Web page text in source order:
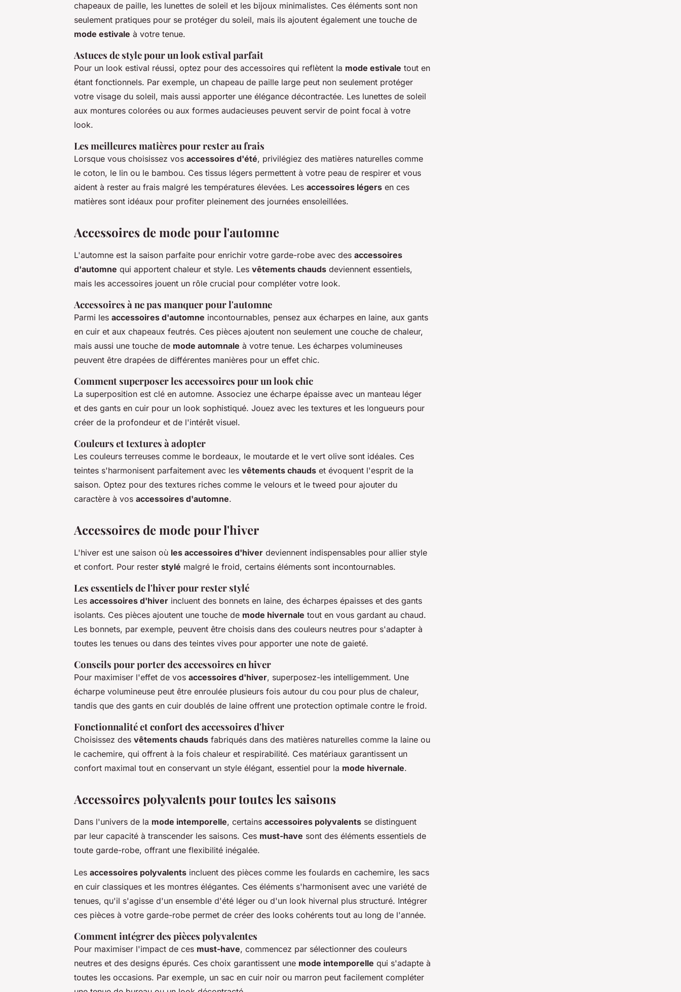
chapeaux de paille, les lunettes de soleil et les bijoux minimalistes. Ces éléments sont non
seulement pratiques pour se protéger du soleil, mais ils ajoutent également une touche de
mode estivale à votre tenue.
Astuces de style pour un look estival parfait
Pour un look estival réussi, optez pour des accessoires qui reflètent la mode estivale tout en
étant fonctionnels. Par exemple, un chapeau de paille large peut non seulement protéger
votre visage du soleil, mais aussi apporter une élégance décontractée. Les lunettes de soleil
aux montures colorées ou aux formes audacieuses peuvent servir de point focal à votre
look.
Les meilleures matières pour rester au frais
Lorsque vous choisissez vos accessoires d'été, privilégiez des matières naturelles comme
le coton, le lin ou le bambou. Ces tissus légers permettent à votre peau de respirer et vous
aident à rester au frais malgré les températures élevées. Les accessoires légers en ces
matières sont idéaux pour profiter pleinement des journées ensoleillées.
Accessoires de mode pour l'automne
L'automne est la saison parfaite pour enrichir votre garde-robe avec des accessoires
d'automne qui apportent chaleur et style. Les vêtements chauds deviennent essentiels,
mais les accessoires jouent un rôle crucial pour compléter votre look.
Accessoires à ne pas manquer pour l'automne
Parmi les accessoires d'automne incontournables, pensez aux écharpes en laine, aux gants
en cuir et aux chapeaux feutrés. Ces pièces ajoutent non seulement une couche de chaleur,
mais aussi une touche de mode automnale à votre tenue. Les écharpes volumineuses
peuvent être drapées de différentes manières pour un effet chic.
Comment superposer les accessoires pour un look chic
La superposition est clé en automne. Associez une écharpe épaisse avec un manteau léger
et des gants en cuir pour un look sophistiqué. Jouez avec les textures et les longueurs pour
créer de la profondeur et de l'intérêt visuel.
Couleurs et textures à adopter
Les couleurs terreuses comme le bordeaux, le moutarde et le vert olive sont idéales. Ces
teintes s'harmonisent parfaitement avec les vêtements chauds et évoquent l'esprit de la
saison. Optez pour des textures riches comme le velours et le tweed pour ajouter du
caractère à vos accessoires d'automne.
Accessoires de mode pour l'hiver
L'hiver est une saison où les accessoires d'hiver deviennent indispensables pour allier style
et confort. Pour rester stylé malgré le froid, certains éléments sont incontournables.
Les essentiels de l'hiver pour rester stylé
Les accessoires d'hiver incluent des bonnets en laine, des écharpes épaisses et des gants
isolants. Ces pièces ajoutent une touche de mode hivernale tout en vous gardant au chaud.
Les bonnets, par exemple, peuvent être choisis dans des couleurs neutres pour s'adapter à
toutes les tenues ou dans des teintes vives pour apporter une note de gaieté.
Conseils pour porter des accessoires en hiver
Pour maximiser l'effet de vos accessoires d'hiver, superposez-les intelligemment. Une
écharpe volumineuse peut être enroulée plusieurs fois autour du cou pour plus de chaleur,
tandis que des gants en cuir doublés de laine offrent une protection optimale contre le froid.
Fonctionnalité et confort des accessoires d'hiver
Choisissez des vêtements chauds fabriqués dans des matières naturelles comme la laine ou
le cachemire, qui offrent à la fois chaleur et respirabilité. Ces matériaux garantissent un
confort maximal tout en conservant un style élégant, essentiel pour la mode hivernale.
Accessoires polyvalents pour toutes les saisons
Dans l'univers de la mode intemporelle, certains accessoires polyvalents se distinguent
par leur capacité à transcender les saisons. Ces must-have sont des éléments essentiels de
toute garde-robe, offrant une flexibilité inégalée.
Les accessoires polyvalents incluent des pièces comme les foulards en cachemire, les sacs
en cuir classiques et les montres élégantes. Ces éléments s'harmonisent avec une variété de
tenues, qu'il s'agisse d'un ensemble d'été léger ou d'un look hivernal plus structuré. Intégrer
ces pièces à votre garde-robe permet de créer des looks cohérents tout au long de l'année.
Comment intégrer des pièces polyvalentes
Pour maximiser l'impact de ces must-have, commencez par sélectionner des couleurs
neutres et des designs épurés. Ces choix garantissent une mode intemporelle qui s'adapte à
toutes les occasions. Par exemple, un sac en cuir noir ou marron peut facilement compléter